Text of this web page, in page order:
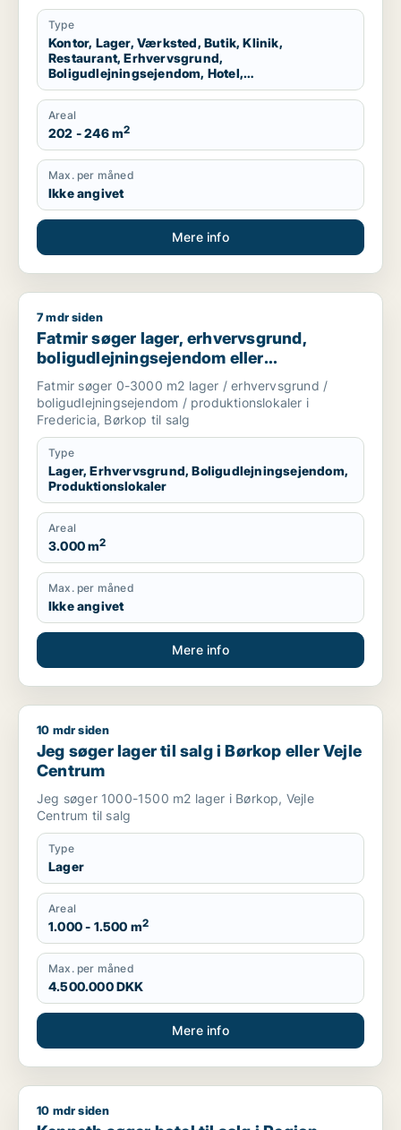
Type
Kontor, Lager, Værksted, Butik, Klinik,
Restaurant, Erhvervsgrund,
Boligudlejningsejendom, Hotel,
Produktionslokaler, Garage
Areal
202 - 246 m2
Max. per måned
Ikke angivet
Mere info
Fatmir søger lager, erhvervsgrund,
7 mdr siden
Fatmir søger lager, erhvervsgrund,
boligudlejningsejendom eller
produktionslokaler til salg i Fredericia
eller Børkop
Fatmir søger 0-3000 m2 lager / erhvervsgrund /
boligudlejningsejendom / produktionslokaler i
Fredericia, Børkop til salg
Type
Lager, Erhvervsgrund, Boligudlejningsejendom,
Produktionslokaler
Areal
3.000 m2
Max. per måned
Ikke angivet
Mere info
Jeg søger lager til salg i Børkop eller Vejle Centrum
10 mdr siden
Jeg søger lager til salg i Børkop eller Vejle
Centrum
Jeg søger 1000-1500 m2 lager i Børkop, Vejle
Centrum til salg
Type
Lager
Areal
1.000 - 1.500 m2
Max. per måned
4.500.000 DKK
Mere info
Kenneth søger hotel til salg i Region Sydjylland, Region
10 mdr siden